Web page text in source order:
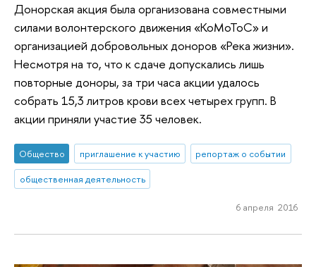
Донорская акция была организована совместными
силами волонтерского движения «КоМоТоС» и
организацией добровольных доноров «Река жизни».
Несмотря на то, что к сдаче допускались лишь
повторные доноры, за три часа акции удалось
собрать 15,3 литров крови всех четырех групп. В
акции приняли участие 35 человек.
Общество приглашение к участию
репортаж о событии
общественная деятельность
6 апреля 2016